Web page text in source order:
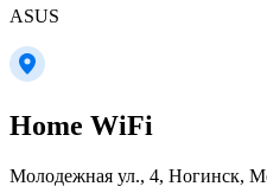
ASUS
Home WiFi
Молодежная ул., 4, Ногинск,